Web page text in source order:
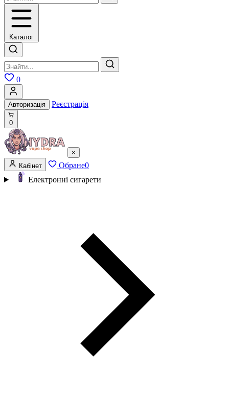
Каталог
0
Авторизація Реєстрація
0
×
Кабінет
Обране0
Електронні сигарети